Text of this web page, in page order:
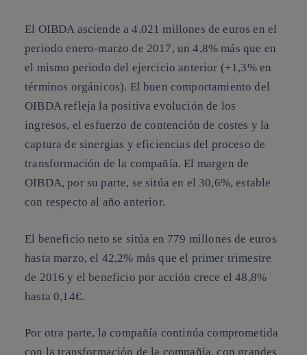
El OIBDA asciende a 4.021 millones de euros en el
periodo enero-marzo de 2017, un 4,8% más que en
el mismo periodo del ejercicio anterior (+1,3% en
términos orgánicos). El buen comportamiento del
OIBDA refleja la positiva evolución de los
ingresos, el esfuerzo de contención de costes y la
captura de sinergias y eficiencias del proceso de
transformación de la compañía. El margen de
OIBDA, por su parte, se sitúa en el 30,6%, estable
con respecto al año anterior.
El beneficio neto se sitúa en 779 millones de euros
hasta marzo, el 42,2% más que el primer trimestre
de 2016 y el beneficio por acción crece el 48,8%
hasta 0,14€.
Por otra parte, la compañía continúa comprometida
con latransformación de la compañía, con grandes